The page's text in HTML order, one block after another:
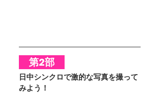
第2部
日中シンクロで激的な写真を撮って
みよう！